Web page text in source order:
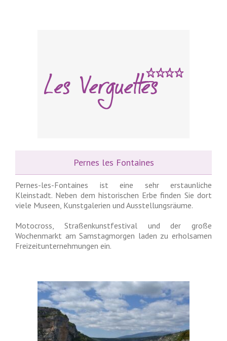
Pernes les Fontaines
Pernes-les-Fontaines ist eine sehr erstaunliche
Kleinstadt. Neben dem historischen Erbe finden Sie dort
viele Museen, Kunstgalerien und Ausstellungsräume.
Motocross, Straßenkunstfestival und der große
Wochenmarkt am Samstagmorgen laden zu erholsamen
Freizeitunternehmungen ein.